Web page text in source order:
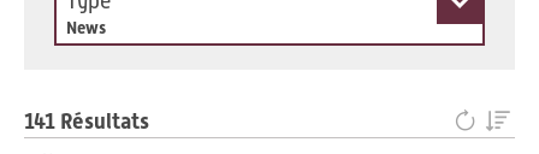
News
141 Résultats